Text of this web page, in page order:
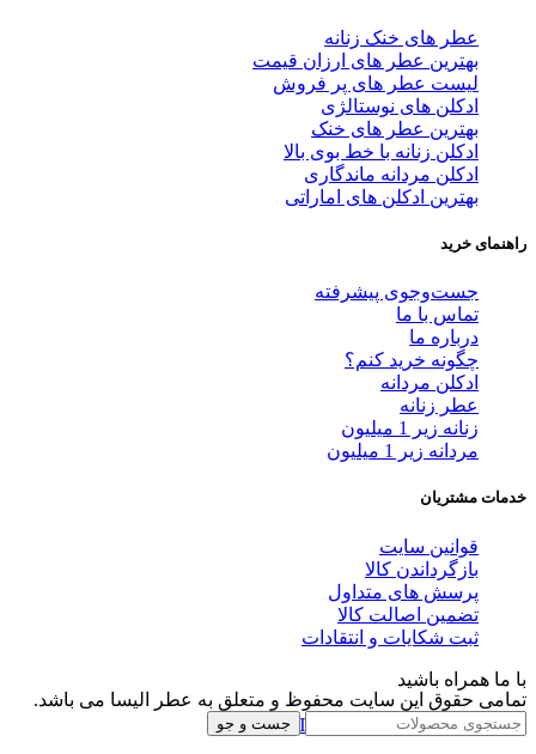
عطر های خنک زنانه
بهترین عطر های ارزان قیمت
لیست عطر های پر فروش
ادکلن های نوستالژی
بهترین عطر های خنک
ادکلن زنانه با خط بوی بالا
ادکلن مردانه ماندگاری
بهترین ادکلن های اماراتی
راهنمای خرید
جست‌وجوی پیشرفته
تماس با ما
درباره ما
چگونه خرید کنم؟
ادکلن مردانه
عطر زنانه
زنانه زیر 1 میلیون
مردانه زیر 1 میلیون
خدمات مشتریان
قوانین سایت
بازگرداندن کالا
پرسش های متداول
تضمین اصالت کالا
ثبت شکایات و انتقادات
با ما همراه باشید
Telegram Whatsapp Instagram
تمامی حقوق این سایت محفوظ و متعلق به عطر الیسا می باشد.
جست و جو